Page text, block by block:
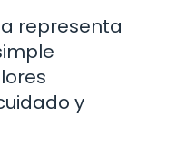
representa
y